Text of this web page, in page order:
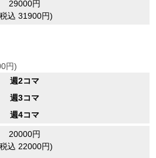
29000円
込 31900円)
円)
週2コマ
週3コマ
週4コマ
20000円
込 22000円)